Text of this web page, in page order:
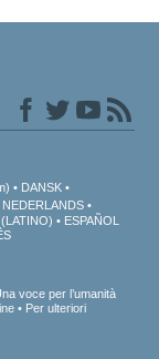
DANSK
NEDERLANDS
ESPAÑOL
voce per l’umanità
Per ulteriori